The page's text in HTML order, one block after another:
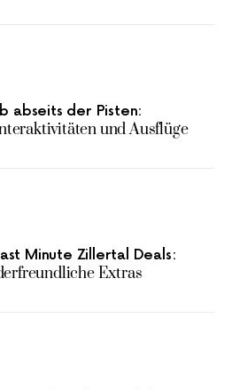
abseits der Pisten:
und Ausflüge
Minute Zillertal Deals:
Extras